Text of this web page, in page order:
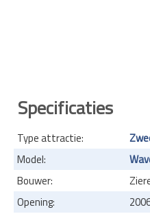
Specificaties
Type attractie:
Model:
Bouwer:
Opening: